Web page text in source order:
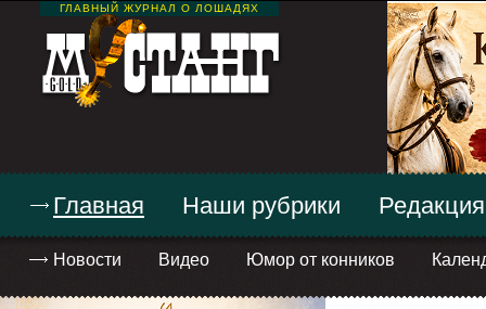
ГЛАВНЫЙ ЖУРНАЛ О ЛОШАДЯХ
Главная
Новости Видео Юмор от конников
Наши рубрики Редакция